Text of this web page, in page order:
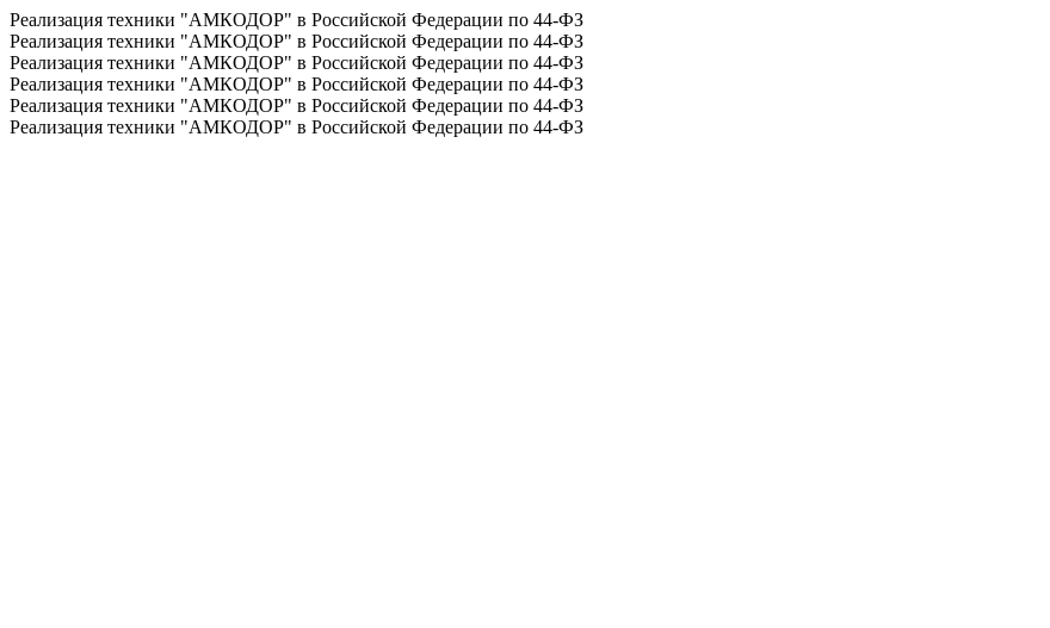
Реализация техники "АМКОДОР" в Российской Федерации по 44-ФЗ
Реализация техники "АМКОДОР" в Российской Федерации по 44-ФЗ
Реализация техники "АМКОДОР" в Российской Федерации по 44-ФЗ
Реализация техники "АМКОДОР" в Российской Федерации по 44-ФЗ
Реализация техники "АМКОДОР" в Российской Федерации по 44-ФЗ
Реализация техники "АМКОДОР" в Российской Федерации по 44-ФЗ